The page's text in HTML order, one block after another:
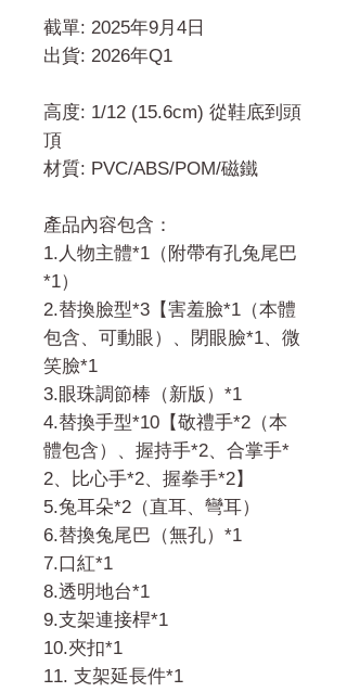
截單: 2025年9月4日
出貨: 2026年Q1
高度: 1/12 (15.6cm) 從鞋底到頭
頂
材質: PVC/ABS/POM/磁鐵
產品內容包含：
1.人物主體*1（附帶有孔兔尾巴
*1）
2.替換臉型*3【害羞臉*1（本體
包含、可動眼）、閉眼臉*1、微
笑臉*1
3.眼珠調節棒（新版）*1
4.替換手型*10【敬禮手*2（本
體包含）、握持手*2、合掌手*
2、比心手*2、握拳手*2】
5.兔耳朵*2（直耳、彎耳）
6.替換兔尾巴（無孔）*1
7.口紅*1
8.透明地台*1
9.支架連接桿*1
10.夾扣*1
11. 支架延長件*1